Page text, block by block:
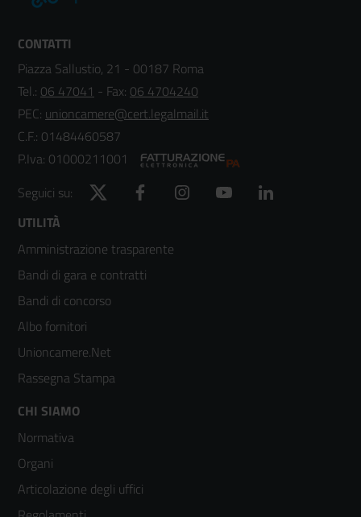
CONTATTI
Piazza Sallustio, 21 - 00187 Roma
Tel.: 06 47041 - Fax: 06 4704240
PEC: unioncamere@cert.legalmail.it
C.F.: 01484460587
P.Iva: 01000211001
Seguici su:
Twitter Facebook Instagram YouTube
Footer
menù
colonna
2
UTILITÀ
Amministrazione trasparente
Bandi di gara e contratti
Bandi di concorso
Albo fornitori
Unioncamere.Net
Rassegna Stampa
Footer
menù
colonna
CHI SIAMO
Normativa
Organi
Articolazione degli uffici